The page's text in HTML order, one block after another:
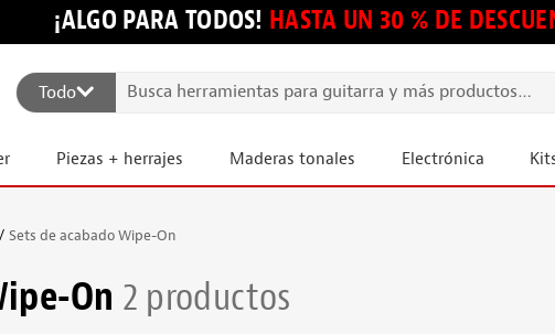
¡ALGO PARA TODOS! HASTA UN 30 % DE
Todo
Piezas + herrajes Maderas tonales Electrónica
Sets de acabado Wipe-On
On 2 productos